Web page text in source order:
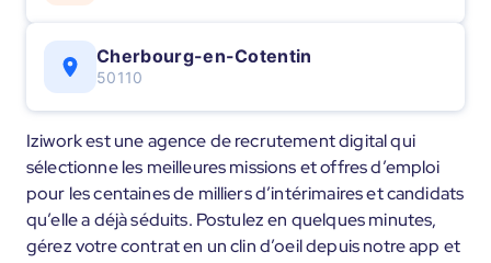
Cherbourg-en-Cotentin
50110
Iziwork est une agence de recrutement digital qui
sélectionne les meilleures missions et offres d’emploi
pour les centaines de milliers d’intérimaires et candidats
qu’elle a déjà séduits. Postulez en quelques minutes,
gérez votre contrat en un clin d’oeil depuis notre app et